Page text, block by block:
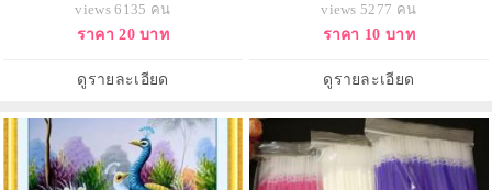
views 6135 คน
ราคา 20 บาท
ดูรายละเอียด
views 5277 คน
ราคา 10 บาท
ดูรายละเอียด